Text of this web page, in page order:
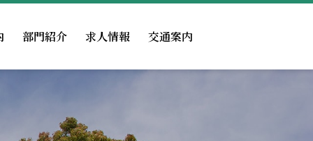
部門紹介 求人情報 交通案内